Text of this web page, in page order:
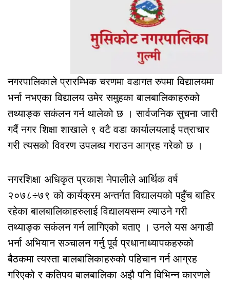
नगरपालिकाले प्रारम्भिक चरणमा वडागत रुपमा विद्यालयमा
भर्ना नभएका विद्यालय उमेर समुहका बालबालिकाहरुको
तथ्याङ्क सकंलन गर्न थालेको छ । सार्वजनिक सुचना जारी
गर्दै नगर शिक्षा शाखाले ९ वटै वडा कार्यालयलाई पत्राचार
गरी त्यसको विवरण उपलब्ध गराउन आग्रह गरेको छ ।
नगरशिक्षा अधिकृत प्रकाश नेपालीले आर्थिक वर्ष
२०७८÷७९ को कार्यक्रम अन्तर्गत विद्यालयको पहुँच बाहिर
रहेका बालबालिकाहरुलाई विद्यालयसम्म ल्याउने गरी
तथ्याङ्क सकंलन गर्न लागिएको बताए । उनले यस अगाडी
भर्ना अभियान सञ्चालन गर्नु पूर्व प्रधानाध्यापकहरुको
बैठकमा त्यस्ता बालबालिकाहरुको पहिचान गर्न आग्रह
गरिएको र कतिपय बालबालिका अझै पनि विभिन्न कारणले